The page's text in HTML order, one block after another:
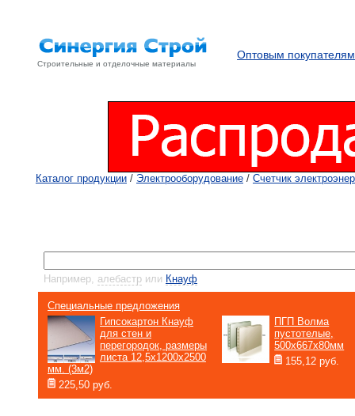
Cтроительные и отделочные материалы
Оптовым покупателям
Каталог продукции / Электрооборудование / Счетчик
Например, алебастр или Кнауф
Специальные предложения
Гипсокартон Кнауф
для стен и
перегородок, размеры
листа 12,5х1200х2500
мм. (3м2)
225,50 руб.
ПГП Волма
пустотелые,
500х667х80мм
155,12 руб.